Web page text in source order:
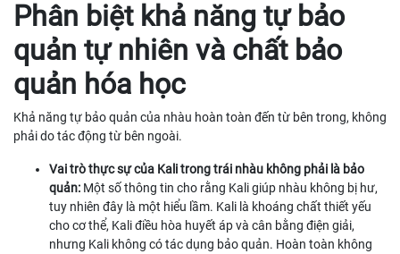
Phân biệt khả năng tự bảo
quản tự nhiên và chất bảo
quản hóa học
Khả năng tự bảo quản của nhàu hoàn toàn đến từ bên trong, không
phải do tác động từ bên ngoài.
Vai trò thực sự của Kali trong trái nhàu không phải là bảo
quản: Một số thông tin cho rằng Kali giúp nhàu không bị hư,
tuy nhiên đây là một hiểu lầm. Kali là khoáng chất thiết yếu
cho cơ thể, Kali điều hòa huyết áp và cân bằng điện giải,
nhưng Kali không có tác dụng bảo quản. Hoàn toàn không